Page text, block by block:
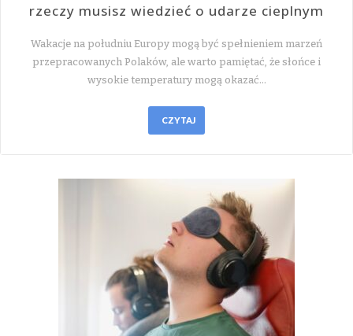
rzeczy musisz wiedzieć o udarze cieplnym
Wakacje na południu Europy mogą być spełnieniem marzeń
przepracowanych Polaków, ale warto pamiętać, że słońce i
wysokie temperatury mogą okazać…
CZYTAJ